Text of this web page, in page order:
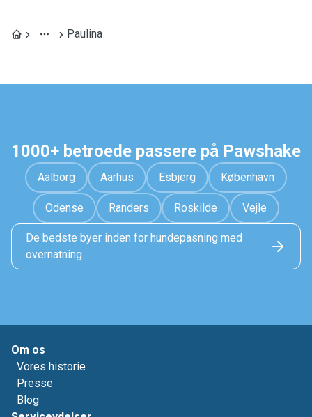
Paulina
1000+ betroede passere på Pawshake
Aalborg Aarhus Esbjerg København
Odense Randers Roskilde Vejle
De bedste byer inden for hundepasning med
overnatning
Om os
Vores historie
Presse
Blog